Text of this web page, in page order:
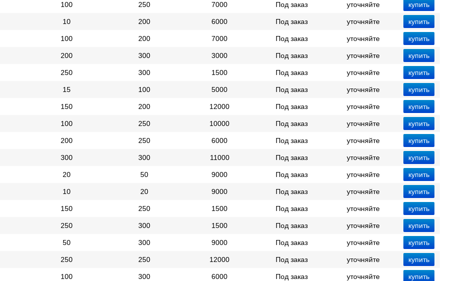
100 250 7000 Под заказ уточняйте
10 200 6000 Под заказ уточняйте
100 200 7000 Под заказ уточняйте
200 300 3000 Под заказ уточняйте
250 300 1500 Под заказ уточняйте
15 100 5000 Под заказ уточняйте
150 200 12000 Под заказ уточняйте
100 250 10000 Под заказ уточняйте
200 250 6000 Под заказ уточняйте
300 300 11000 Под заказ уточняйте
20 50 9000 Под заказ уточняйте
10 20 9000 Под заказ уточняйте
150 250 1500 Под заказ уточняйте
250 300 1500 Под заказ уточняйте
50 300 9000 Под заказ уточняйте
250 250 12000 Под заказ уточняйте
100 300 6000 Под заказ уточняйте